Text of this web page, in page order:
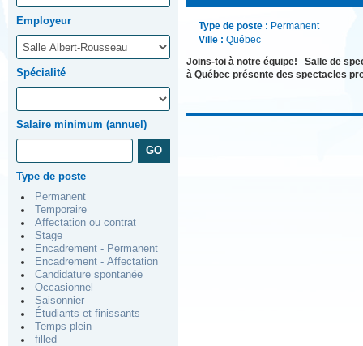
Employeur
Spécialité
Salaire minimum (annuel)
Type de poste
Permanent
Temporaire
Affectation ou contrat
Stage
Encadrement - Permanent
Encadrement - Affectation
Candidature spontanée
Occasionnel
Saisonnier
Étudiants et finissants
Temps plein
filled
Type de poste : Permanent
Ville : Québec
Joins-toi à notre équipe! Salle de
à Québec présente des spectacles